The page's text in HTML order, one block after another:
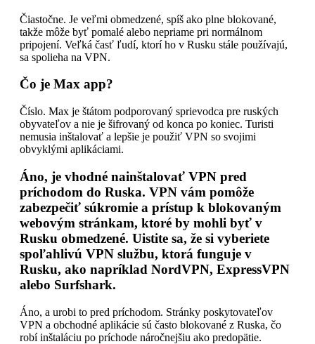
Čiastočne. Je veľmi obmedzené, spíš ako plne blokované,
takže môže byť pomalé alebo nepriame pri normálnom
pripojení. Veľká časť ľudí, ktorí ho v Rusku stále používajú,
sa spolieha na VPN.
Čo je Max app?
Číslo. Max je štátom podporovaný sprievodca pre ruských
obyvateľov a nie je šifrovaný od konca po koniec. Turisti
nemusia inštalovať a lepšie je použiť VPN so svojimi
obvyklými aplikáciami.
Áno, je vhodné nainštalovať VPN pred
príchodom do Ruska. VPN vám pomôže
zabezpečiť súkromie a prístup k blokovaným
webovým stránkam, ktoré by mohli byť v
Rusku obmedzené. Uistite sa, že si vyberiete
spoľahlivú VPN službu, ktorá funguje v
Rusku, ako napríklad NordVPN, ExpressVPN
alebo Surfshark.
Áno, a urobi to pred príchodom. Stránky poskytovateľov
VPN a obchodné aplikácie sú často blokované z Ruska, čo
robí inštaláciu po príchode náročnejšiu ako predopätie.